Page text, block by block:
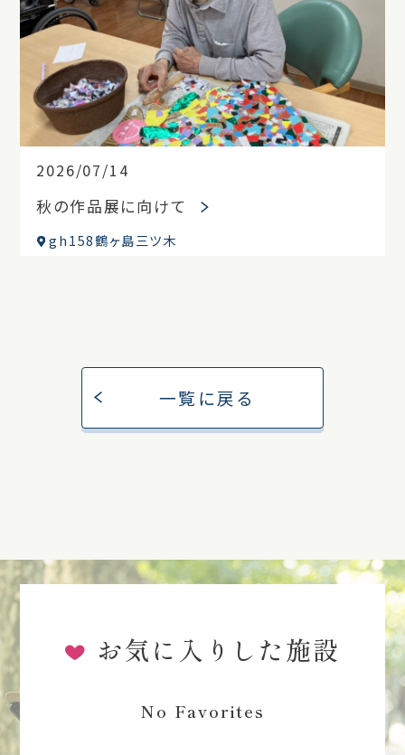
2026/07/14
秋の作品展に向けて
gh158鶴ヶ島三ツ木
一覧に戻る
お気に入りした施設
No Favorites